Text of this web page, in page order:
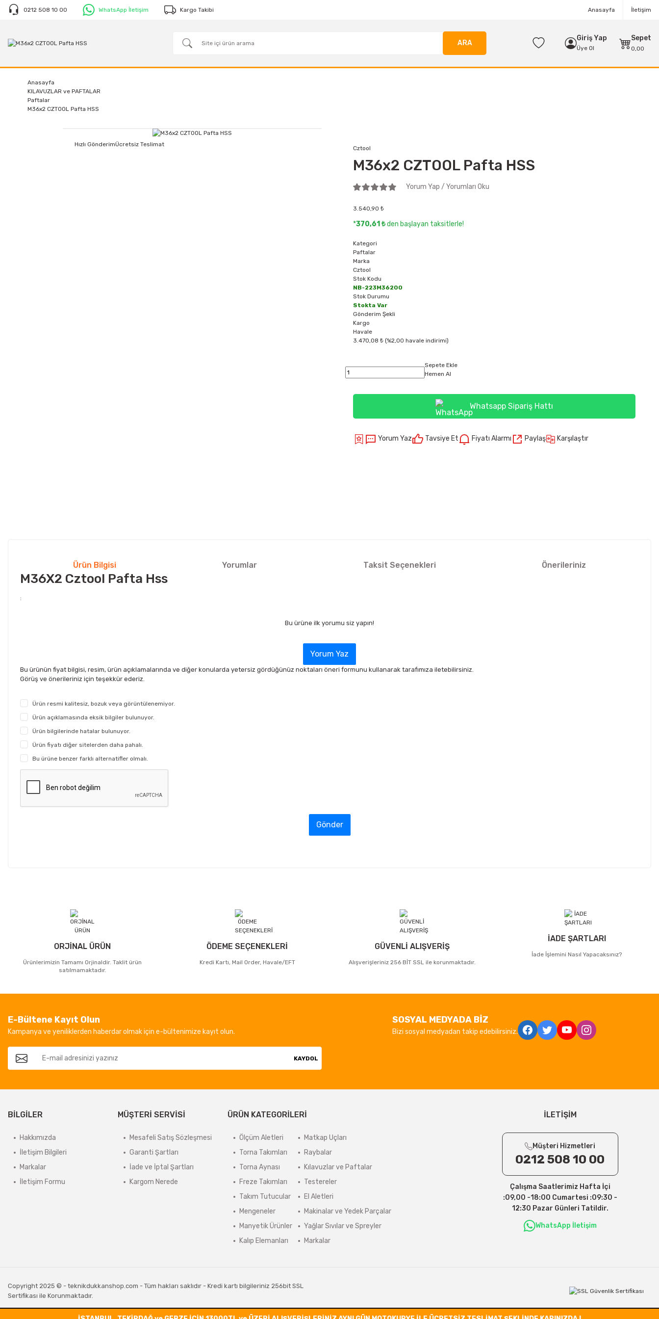
0212 508 10 00 WhatsApp İletişim Kargo Takibi Anasayfa İletişim
ARA
Giriş Yap
Üye Ol
Sepet
0,00
Anasayfa
KILAVUZLAR ve PAFTALAR
Paftalar
M36x2 CZTOOL Pafta HSS
Hızlı GönderimÜcretsiz Teslimat
Cztool
M36x2 CZTOOL Pafta HSS
Yorum Yap / Yorumları Oku
3.540,90 ₺
*370,61 ₺den başlayan taksitlerle!
Kategori
Paftalar
Marka
Cztool
Stok Kodu
NB-223M36200
Stok Durumu
Stokta Var
Gönderim Şekli
Kargo
Havale
3.470,08 ₺ (%2,00 havale indirimi)
Sepete Ekle
Hemen Al
Whatsapp Sipariş Hattı
Yorum Yaz Tavsiye Et Fiyatı Alarmı Paylaş Karşılaştır
Ürün Bilgisi Yorumlar Taksit Seçenekleri Önerileriniz
M36X2 Cztool Pafta Hss
:
Bu ürüne ilk yorumu siz yapın!
Yorum Yaz
Bu ürünün fiyat bilgisi, resim, ürün açıklamalarında ve diğer konularda yetersiz gördüğünüz noktaları öneri formunu kullanarak tarafımıza iletebilirsiniz.
Görüş ve önerileriniz için teşekkür ederiz.
Ürün resmi kalitesiz, bozuk veya görüntülenemiyor.
Ürün açıklamasında eksik bilgiler bulunuyor.
Ürün bilgilerinde hatalar bulunuyor.
Ürün fiyatı diğer sitelerden daha pahalı.
Bu ürüne benzer farklı alternatifler olmalı.
Gönder
ORJİNAL ÜRÜN
Ürünlerimizin Tamamı Orjinaldir. Taklit ürün
satılmamaktadır.
ÖDEME SEÇENEKLERİ
Kredi Kartı, Mail Order, Havale/EFT
GÜVENLİ ALIŞVERİŞ
Alışverişleriniz 256 BİT SSL ile korunmaktadır.
İADE ŞARTLARI
İade İşlemini Nasıl Yapacaksınız?
E-Bültene Kayıt Olun
Kampanya ve yeniliklerden haberdar olmak için e-bültenimize kayıt olun.
KAYDOL
SOSYAL MEDYADA BİZ
Bizi sosyal medyadan takip edebilirsiniz.
BİLGİLER
Hakkımızda
İletişim Bilgileri
Markalar
İletişim Formu
MÜŞTERİ SERVİSİ
Mesafeli Satış Sözleşmesi
Garanti Şartları
İade ve İptal Şartları
Kargom Nerede
ÜRÜN KATEGORİLERİ
Ölçüm Aletleri
Torna Takımları
Torna Aynası
Freze Takımları
Takım Tutucular
Mengeneler
Manyetik Ürünler
Kalıp Elemanları
Matkap Uçları
Raybalar
Kılavuzlar ve Paftalar
Testereler
El Aletleri
Makinalar ve Yedek Parçalar
Yağlar Sıvılar ve Spreyler
Markalar
İLETİŞİM
Müşteri Hizmetleri
0212 508 10 00
Çalışma Saatlerimiz Hafta İçi
:09,00 -18:00 Cumartesi :09:30 -
12:30 Pazar Günleri Tatildir.
WhatsApp İletişim
Copyright 2025 © - teknikdukkanshop.com - Tüm hakları saklıdır - Kredi kartı bilgileriniz 256bit SSL
Sertifikası ile Korunmaktadır.